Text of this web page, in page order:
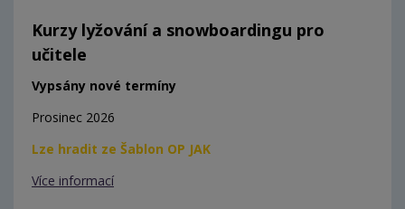
Kurzy lyžování a snowboardingu pro
učitele
Vypsány nové termíny
Prosinec 2026
Lze hradit ze Šablon OP JAK
Více informací